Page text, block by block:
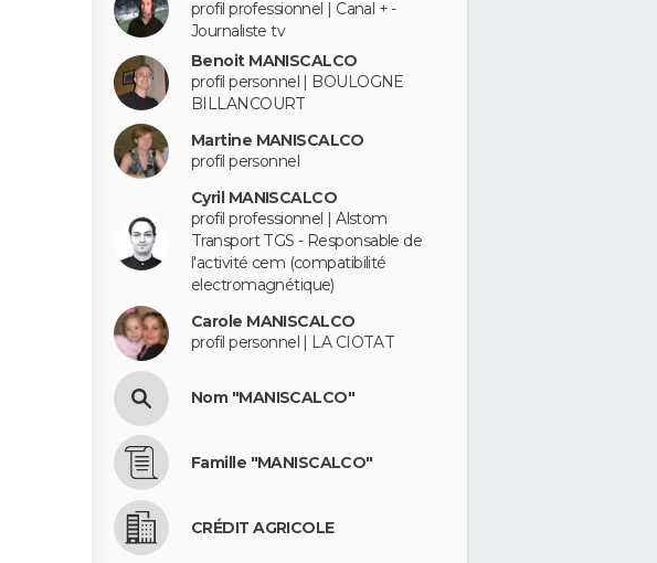
profil professionnel | Canal + -
Journaliste tv
Benoit MANISCALCO
profil personnel | BOULOGNE
BILLANCOURT
Martine MANISCALCO
profil personnel
Cyril MANISCALCO
profil professionnel | Alstom
Transport TGS - Responsable de
l'activité cem (compatibilité
electromagnétique)
Carole MANISCALCO
profil personnel | LA CIOTAT
Nom "MANISCALCO"
Famille "MANISCALCO"
CRÉDIT AGRICOLE